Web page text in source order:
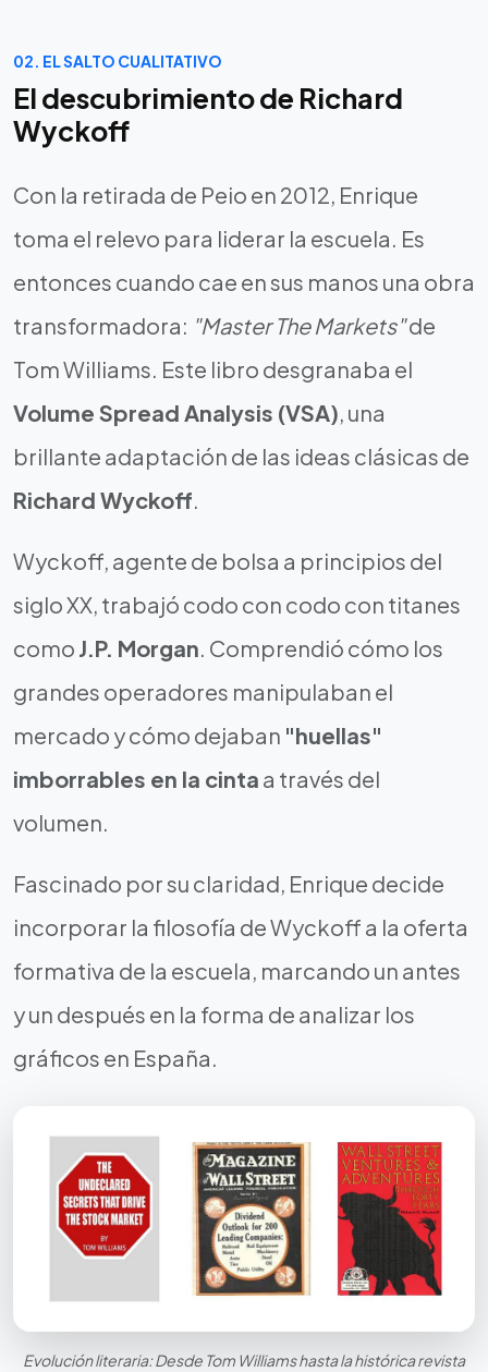
02. EL SALTO CUALITATIVO
El descubrimiento de Richard
Wyckoff
Con la retirada de Peio en 2012, Enrique
toma el relevo para liderar la escuela. Es
entonces cuando cae en sus manos una obra
transformadora: "Master The Markets"de
Tom Williams. Este libro desgranaba el
Volume Spread Analysis (VSA), una
brillante adaptación de las ideas clásicas de
Richard Wyckoff.
Wyckoff, agente de bolsa a principios del
siglo XX, trabajó codo con codo con titanes
como J.P. Morgan. Comprendió cómo los
grandes operadores manipulaban el
mercado y cómo dejaban "huellas"
imborrables en la cinta a través del
volumen.
Fascinado por su claridad, Enrique decide
incorporar la filosofía de Wyckoff a la oferta
formativa de la escuela, marcando un antes
y un después en la forma de analizar los
gráficos en España.
Evolución literaria: Desde Tom Williams hasta la histórica revista